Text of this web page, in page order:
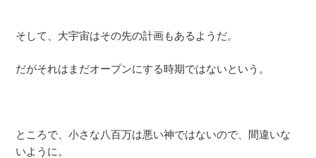
そして、大宇宙はその先の計画もあるようだ。
だがそれはまだオープンにする時期ではないという。
ところで、小さな八百万は悪い神ではないので、間違いな
いように。